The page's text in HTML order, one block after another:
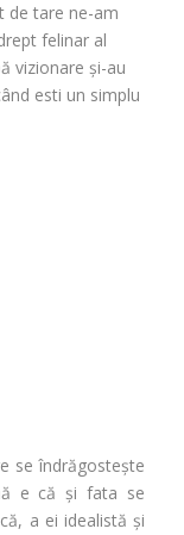
de tare ne-am
felinar al
vizionare și-au
esti un simplu
se îndrăgostește
e că și fata se
a ei idealistă și